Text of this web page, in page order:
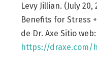
Levy Jillian. (July
Benefits for Stress
de Dr. Axe Sitio web:
https://draxe.com/